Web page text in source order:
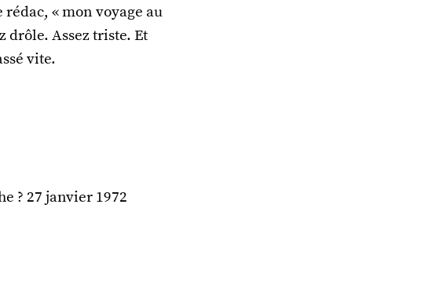
« mon voyage au
drôle. Assez triste. Et
vite.
? 27 janvier 1972